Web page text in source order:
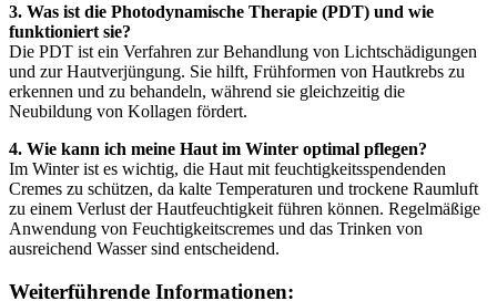
3. Was ist die Photodynamische Therapie (PDT) und wie
funktioniert sie?
Die PDT ist ein Verfahren zur Behandlung von Lichtschädigungen
und zur Hautverjüngung. Sie hilft, Frühformen von Hautkrebs zu
erkennen und zu behandeln, während sie gleichzeitig die
Neubildung von Kollagen fördert.
4. Wie kann ich meine Haut im Winter optimal pflegen?
Im Winter ist es wichtig, die Haut mit feuchtigkeitsspendenden
Cremes zu schützen, da kalte Temperaturen und trockene Raumluft
zu einem Verlust der Hautfeuchtigkeit führen können. Regelmäßige
Anwendung von Feuchtigkeitscremes und das Trinken von
ausreichend Wasser sind entscheidend.
Weiterführende Informationen: